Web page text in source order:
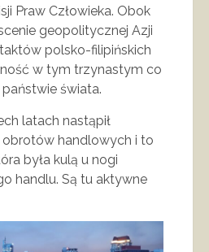
Praw Człowieka. Obok
geopolitycznej Azji
polsko-filipińskich
w tym trzynastym co
świata.
latach nastąpił
handlowych i to
była kulą u nogi
handlu. Są tu aktywne